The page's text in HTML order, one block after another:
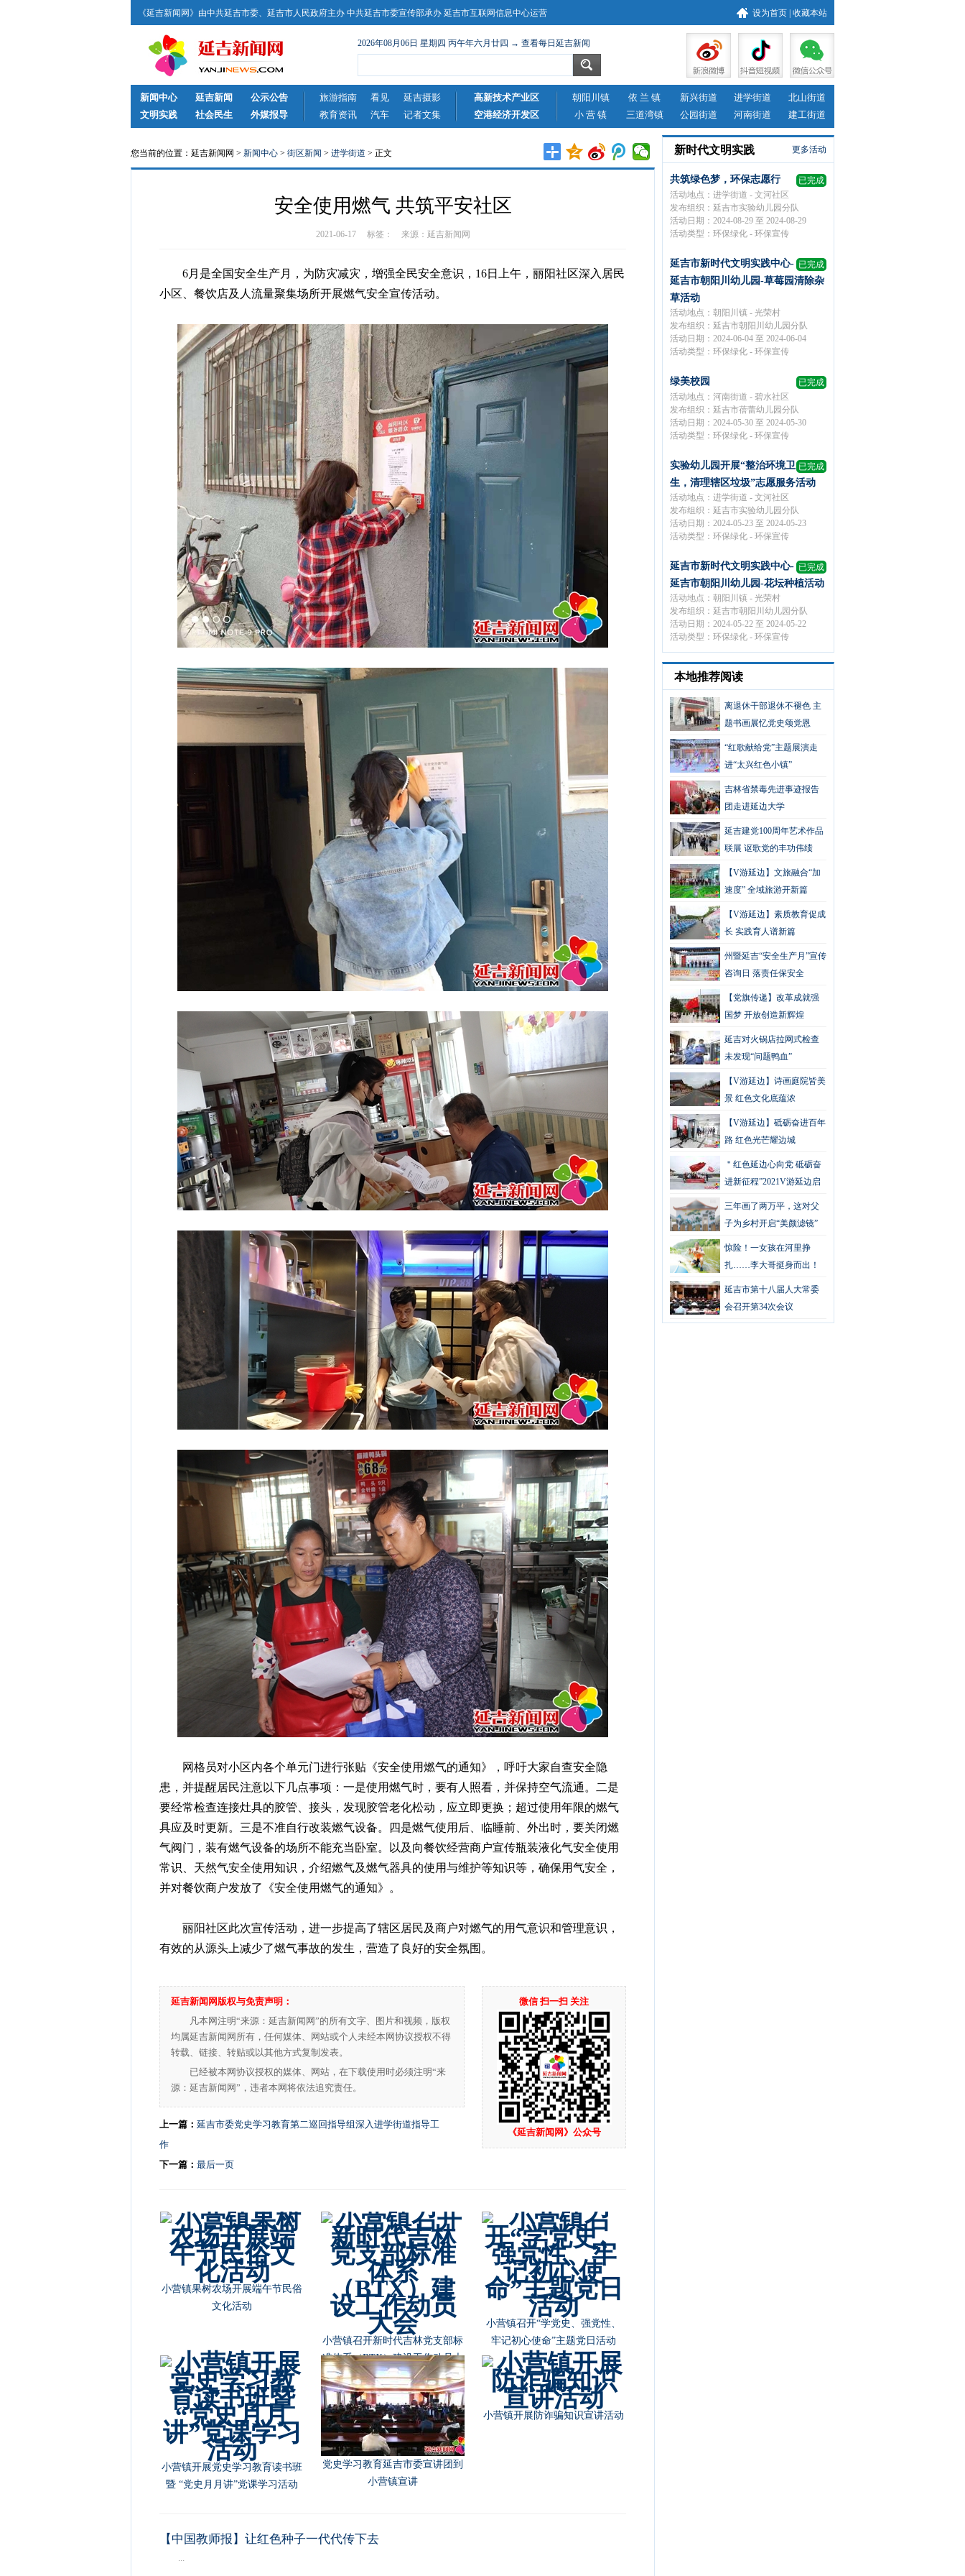
设为首页 收藏本站
《延吉新闻网》由中共延吉市委、延吉市人民政府主办 中共延吉市委宣传部承办 延吉市互联网信息中心运营
2026年08月06日 星期四 丙午年六月廿四 → 查看每日延吉新闻
新闻中心 延吉新闻 公示公告 旅游指南 看见 延吉摄影 高新技术产业区 朝阳川镇 依 兰 镇 新兴街道 进学街道
北山街道
文明实践
社会民生 外媒报导 教育资讯 汽车 记者文集 空港经济开发区 小 营 镇 三道湾镇 公园街道 河南街道 建工街道
您当前的位置：延吉新闻网 > 新闻中心 > 街区新闻 > 进学街道 > 正文
安全使用燃气 共筑平安社区
2021-06-17 标签： 来源： 延吉新闻网
6月是全国安全生产月，为防灾减灾，增强全民安全意识，16日上午，丽阳社区深入居民
小区、餐饮店及人流量聚集场所开展燃气安全宣传活动。
网格员对小区内各个单元门进行张贴《安全使用燃气的通知》，呼吁大家自查安全隐
患，并提醒居民注意以下几点事项：一是使用燃气时，要有人照看，并保持空气流通。二是
要经常检查连接灶具的胶管、接头，发现胶管老化松动，应立即更换；超过使用年限的燃气
具应及时更新。三是不准自行改装燃气设备。四是燃气使用后、临睡前、外出时，要关闭燃
气阀门，装有燃气设备的场所不能充当卧室。以及向餐饮经营商户宣传瓶装液化气安全使用
常识、天然气安全使用知识，介绍燃气及燃气器具的使用与维护等知识等，确保用气安全，
并对餐饮商户发放了《安全使用燃气的通知》。
丽阳社区此次宣传活动，进一步提高了辖区居民及商户对燃气的用气意识和管理意识，
有效的从源头上减少了燃气事故的发生，营造了良好的安全氛围。
微信 扫一扫 关注
《延吉新闻网》公众号
延吉新闻网版权与免责声明：
凡本网注明“来源：延吉新闻网”的所有文字、图片和视频，版权
均属延吉新闻网所有，任何媒体、网站或个人未经本网协议授权不得
转载、链接、转贴或以其他方式复制发表。
已经被本网协议授权的媒体、网站，在下载使用时必须注明“来
源：延吉新闻网”，违者本网将依法追究责任。
上一篇： 延吉市委党史学习教育第二巡回指导组深入进学街道指导工
作
下一篇： 最后一页
乡镇一支队伍管执法，来看看朝
阳川镇如何探索？
朝阳川镇新时代文明实践所多措
并举让防疫宣传更有温度
朝阳川镇开展“12•4”国家宪法日
暨宪法宣传周主题活动
决胜全面建成小康社会 决战脱贫
攻坚
【中国教师报】让红色种子一代代传下去
...
更多活动
新时代文明实践
已完成
共筑绿色梦，环保志愿行
活动地点：进学街道 - 文河社区
发布组织：延吉市实验幼儿园分队
活动日期：2024-08-29 至 2024-08-29
活动类型：环保绿化 - 环保宣传
已完成
延吉市新时代文明实践中心-
延吉市朝阳川幼儿园-草莓园清除杂
草活动
活动地点：朝阳川镇 - 光荣村
发布组织：延吉市朝阳川幼儿园分队
活动日期：2024-06-04 至 2024-06-04
活动类型：环保绿化 - 环保宣传
已完成
绿美校园
活动地点：河南街道 - 碧水社区
发布组织：延吉市蓓蕾幼儿园分队
活动日期：2024-05-30 至 2024-05-30
活动类型：环保绿化 - 环保宣传
已完成
实验幼儿园开展“整治环境卫
生，清理辖区垃圾”志愿服务活动
活动地点：进学街道 - 文河社区
发布组织：延吉市实验幼儿园分队
活动日期：2024-05-23 至 2024-05-23
活动类型：环保绿化 - 环保宣传
已完成
延吉市新时代文明实践中心-
延吉市朝阳川幼儿园-花坛种植活动
活动地点：朝阳川镇 - 光荣村
发布组织：延吉市朝阳川幼儿园分队
活动日期：2024-05-22 至 2024-05-22
活动类型：环保绿化 - 环保宣传
本地推荐阅读
离退休干部退休不褪色 主
题书画展忆党史颂党恩
“红歌献给党”主题展演走
进“太兴红色小镇”
吉林省禁毒先进事迹报告
团走进延边大学
延吉建党100周年艺术作品
联展 讴歌党的丰功伟绩
【V游延边】文旅融合“加
速度” 全域旅游开新篇
【V游延边】素质教育促成
长 实践育人谱新篇
州暨延吉“安全生产月”宣传
咨询日 落责任保安全
【党旗传递】改革成就强
国梦 开放创造新辉煌
延吉对火锅店拉网式检查
未发现“问题鸭血”
【V游延边】诗画庭院皆美
景 红色文化底蕴浓
【V游延边】砥砺奋进百年
路 红色光芒耀边城
＂红色延边心向党 砥砺奋
进新征程”2021V游延边启
三年画了两万平，这对父
子为乡村开启“美颜滤镜”
​惊险！一女孩在河里挣
扎……李大哥挺身而出！
延吉市第十八届人大常委
会召开第34次会议